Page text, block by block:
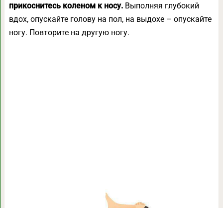
прикоснитесь коленом к носу.Выполняя глубокий
вдох, опускайте голову на пол, на выдохе – опускайте
ногу. Повторите на другую ногу.